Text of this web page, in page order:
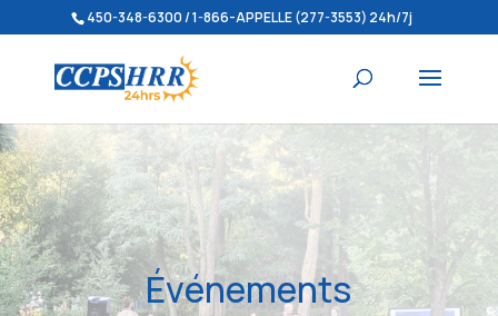
450-348-6300 / 1-866-APPELLE (277-3553) 24h/7j
Événements